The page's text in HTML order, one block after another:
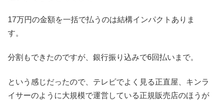
17万円の金額を一括で払うのは結構インパクトありま
す。
分割もできたのですが、銀行振り込みで6回払いまで。
という感じだったので、テレビでよく見る正直屋、キンラ
イサーのように大規模で運営している正規販売店のほうが